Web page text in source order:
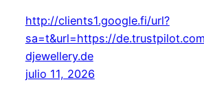
http://clients1.google.fi/url?
sa=t&url=https://
djewellery.de
julio 11, 2026